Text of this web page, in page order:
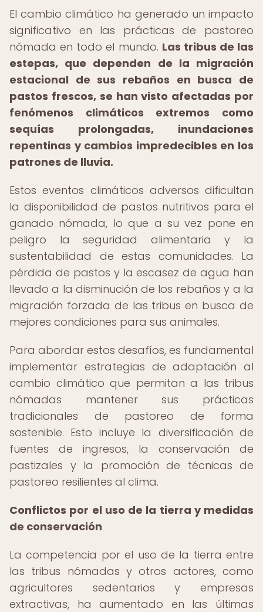
El cambio climático ha generado un impacto
significativo en las prácticas de pastoreo
nómada en todo el mundo. Las tribus de las
estepas, que dependen de la migración
estacional de sus rebaños en busca de
pastos frescos, se han visto afectadas por
fenómenos climáticos extremos como
sequías prolongadas, inundaciones
repentinas y cambios impredecibles en los
patrones de lluvia.
Estos eventos climáticos adversos dificultan
la disponibilidad de pastos nutritivos para el
ganado nómada, lo que a su vez pone en
peligro la seguridad alimentaria y la
sustentabilidad de estas comunidades. La
pérdida de pastos y la escasez de agua han
llevado a la disminución de los rebaños y a la
migración forzada de las tribus en busca de
mejores condiciones para sus animales.
Para abordar estos desafíos, es fundamental
implementar estrategias de adaptación al
cambio climático que permitan a las tribus
nómadas mantener sus prácticas
tradicionales de pastoreo de forma
sostenible. Esto incluye la diversificación de
fuentes de ingresos, la conservación de
pastizales y la promoción de técnicas de
pastoreo resilientes al clima.
Conflictos por el uso de la tierra y medidas
de conservación
La competencia por el uso de la tierra entre
las tribus nómadas y otros actores, como
agricultores sedentarios y empresas
extractivas, ha aumentado en las últimas